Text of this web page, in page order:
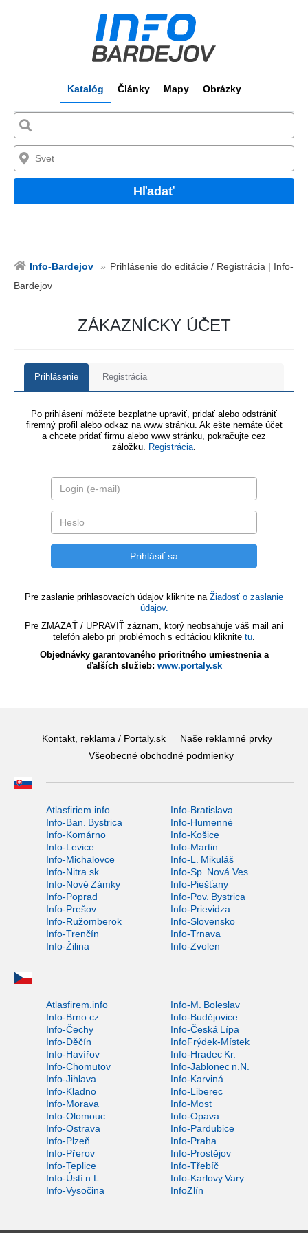
Katalóg Články Mapy Obrázky
Hľadať
Info-Bardejov
Prihlásenie do editácie / Registrácia | Info-
Bardejov
ZÁKAZNÍCKY ÚČET
Prihlásenie Registrácia
Po prihlásení môžete bezplatne upraviť, pridať alebo odstrániť
firemný profil alebo odkaz na www stránku. Ak ešte nemáte účet
a chcete pridať firmu alebo www stránku, pokračujte cez
záložku. Registrácia.
Pre zaslanie prihlasovacích údajov kliknite na Žiadosť o zaslanie
údajov.
Pre ZMAZAŤ / UPRAVIŤ záznam, ktorý neobsahuje váš mail ani
telefón alebo pri problémoch s editáciou kliknite tu.
Objednávky garantovaného prioritného umiestnenia a
ďalších služieb: www.portaly.sk
Kontakt, reklama / Portaly.sk
Naše reklamné prvky
Všeobecné obchodné podmienky
Atlasfiriem.info
Info-Bratislava
Info-Ban. Bystrica
Info-Humenné
Info-Komárno
Info-Košice
Info-Levice
Info-Martin
Info-Michalovce
Info-L. Mikuláš
Info-Nitra.sk
Info-Sp. Nová Ves
Info-Nové Zámky
Info-Piešťany
Info-Poprad
Info-Pov. Bystrica
Info-Prešov
Info-Prievidza
Info-Ružomberok
Info-Slovensko
Info-Trenčín
Info-Trnava
Info-Žilina
Info-Zvolen
Atlasfirem.info
Info-M. Boleslav
Info-Brno.cz
Info-Budějovice
Info-Čechy
Info-Česká Lípa
Info-Děčín
InfoFrýdek-Místek
Info-Havířov
Info-Hradec Kr.
Info-Chomutov
Info-Jablonec n.N.
Info-Jihlava
Info-Karviná
Info-Kladno
Info-Liberec
Info-Morava
Info-Most
Info-Olomouc
Info-Opava
Info-Ostrava
Info-Pardubice
Info-Plzeň
Info-Praha
Info-Přerov
Info-Prostějov
Info-Teplice
Info-Třebíč
Info-Ústí n.L.
Info-Karlovy Vary
Info-Vysočina
InfoZlín